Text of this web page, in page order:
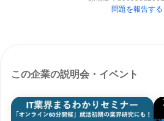
問題を報告する
この企業の説明会・イベント